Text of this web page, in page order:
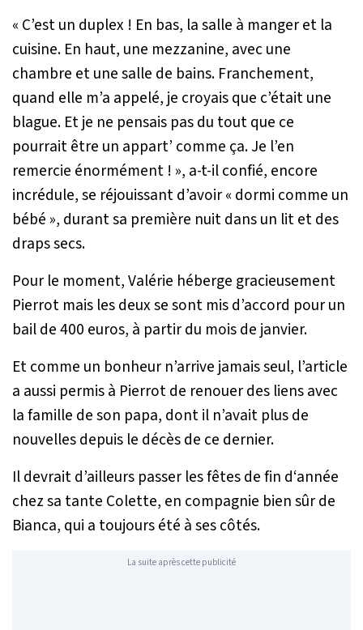
« C’est un duplex ! En bas, la salle à manger et la
cuisine. En haut, une mezzanine, avec une
chambre et une salle de bains. Franchement,
quand elle m’a appelé, je croyais que c’était une
blague. Et je ne pensais pas du tout que ce
pourrait être un appart’ comme ça. Je l’en
remercie énormément ! », a-t-il confié, encore
incrédule, se réjouissant d’avoir « dormi comme un
bébé », durant sa première nuit dans un lit et des
draps secs.
Pour le moment, Valérie héberge gracieusement
Pierrot mais les deux se sont mis d’accord pour un
bail de 400 euros, à partir du mois de janvier.
Et comme un bonheur n’arrive jamais seul, l’article
a aussi permis à Pierrot de renouer des liens avec
la famille de son papa, dont il n’avait plus de
nouvelles depuis le décès de ce dernier.
Il devrait d’ailleurs passer les fêtes de fin d‘année
chez sa tante Colette, en compagnie bien sûr de
Bianca, qui a toujours été à ses côtés.
La suite après cette publicité